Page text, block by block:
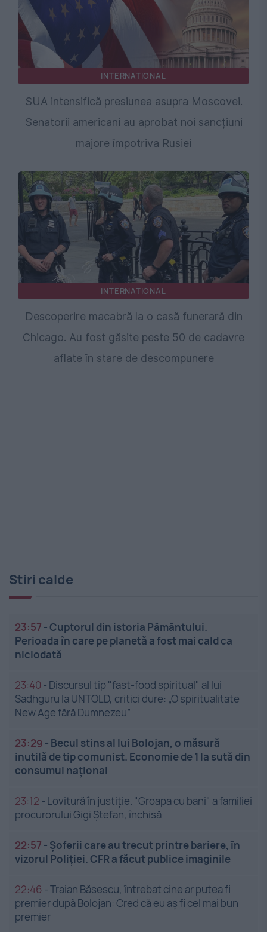
INTERNATIONAL
SUA intensifică presiunea asupra Moscovei.
Senatorii americani au aprobat noi sancțiuni
majore împotriva Rusiei
INTERNATIONAL
Descoperire macabră la o casă funerară din
Chicago. Au fost găsite peste 50 de cadavre
aflate în stare de descompunere
Stiri calde
23:57 -Cuptorul din istoria Pământului.
Perioada în care pe planetă a fost mai cald ca
niciodată
23:40 - Discursul tip "fast-food spiritual" al lui
Sadhguru la UNTOLD, critici dure: „O spiritualitate
New Age fără Dumnezeu”
23:29 - Becul stins al lui Bolojan, o măsură
inutilă de tip comunist. Economie de 1 la sută din
consumul național
23:12 - Lovitură în justiție. "Groapa cu bani" a familiei
procurorului Gigi Ștefan, închisă
22:57 - Șoferii care au trecut printre bariere, în
vizorul Poliției. CFR a făcut publice imaginile
22:46 -Traian Băsescu, întrebat cine ar putea fi
premier după Bolojan: Cred că eu aș fi cel mai bun
premier